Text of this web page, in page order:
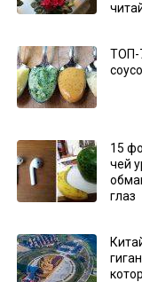
ТОП-
15
чей
глаз